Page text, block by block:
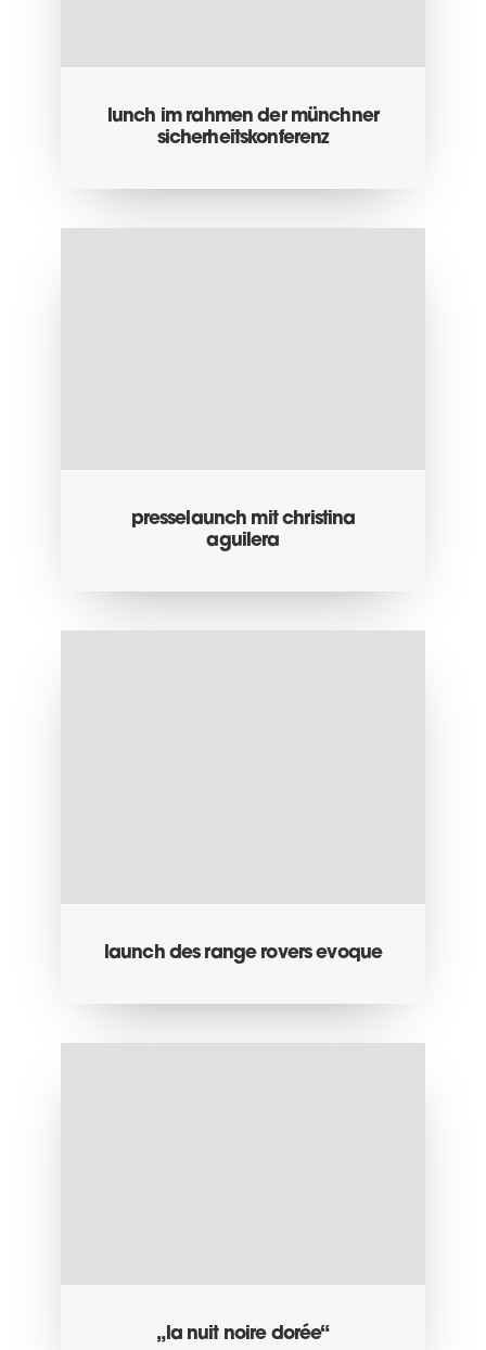
lunch im rahmen der münchner
sicherheitskonferenz
presselaunch mit christina
aguilera
launch des range rovers evoque
„la nuit noire dorée“